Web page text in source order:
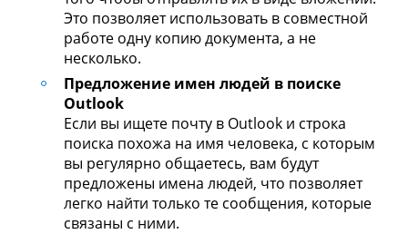
Это позволяет использовать в совместной
работе одну копию документа, а не
несколько.
Предложение имен людей в поиске
Outlook
Если вы ищете почту в Outlook и строка
поиска похожа на имя человека, с которым
вы регулярно общаетесь, вам будут
предложены имена людей, что позволяет
легко найти только те сообщения, которые
связаны с ними.